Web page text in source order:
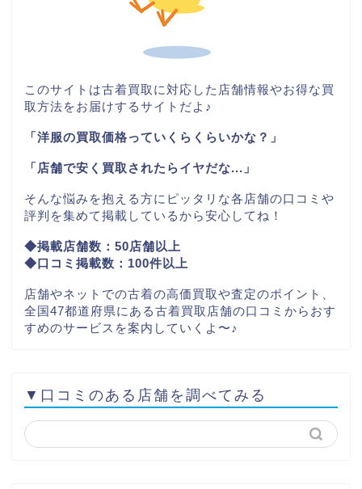
このサイトは古着買取に対応した店舗情報やお得な買
取方法をお届けするサイトだよ♪
「洋服の買取価格っていくらくらいかな？」
「店舗で安く買取されたらイヤだな...」
そんな悩みを抱える方にピッタリな各店舗の口コミや
評判を集めて掲載しているから安心してね！
◆掲載店舗数：50店舗以上
◆口コミ掲載数：100件以上
店舗やネットでの古着の高価買取や査定のポイント、
全国47都道府県にある古着買取店舗の口コミからおす
すめのサービスを案内していくよ〜♪
▼口コミのある店舗を調べてみる